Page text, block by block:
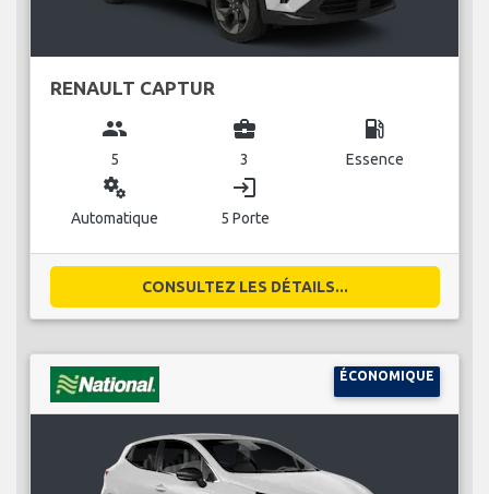
RENAULT CAPTUR
group
5
business_center
3
local_gas_station
Essence
miscellaneous_services
Automatique
login
5 Porte
CONSULTEZ LES DÉTAILS...
ÉCONOMIQUE